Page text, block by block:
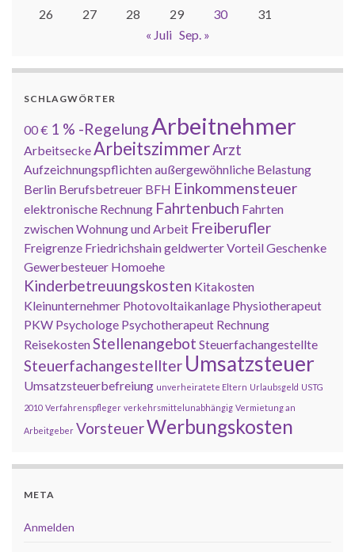
26
27 28 29 30
31
« Juli Sep. »
SCHLAGWÖRTER
00 € 1 % -Regelung Arbeitnehmer
ArbeitseckeArbeitszimmerArzt
Aufzeichnungspflichtenaußergewöhnliche Belastung
Berlin Berufsbetreuer BFH Einkommensteuer
elektronische Rechnung Fahrtenbuch Fahrten
zwischen Wohnung und Arbeit Freiberufler
Freigrenze Friedrichshaingeldwerter VorteilGeschenke
Gewerbesteuer Homoehe
Kinderbetreuungskosten Kitakosten
Kleinunternehmer Photovoltaikanlage Physiotherapeut
PKW Psychologe Psychotherapeut Rechnung
ReisekostenStellenangebot Steuerfachangestellte
Steuerfachangestellter Umsatzsteuer
Umsatzsteuerbefreiung unverheiratete Eltern Urlaubsgeld USTG
2010 Verfahrenspfleger verkehrsmittelunabhängig Vermietung an
Arbeitgeber VorsteuerWerbungskosten
META
Anmelden